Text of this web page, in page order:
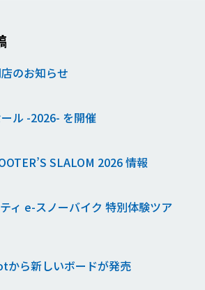
のお知らせ
ル -2026- を開催
SLALOM 2026 情報
ィ e-スノーバイク 特別体験ツア
から新しいボードが発売